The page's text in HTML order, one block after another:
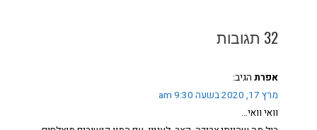
32 תגובות
אפרת הגיב:
מרץ 17, 2020 בשעה 9:30 am
וואי וואי…